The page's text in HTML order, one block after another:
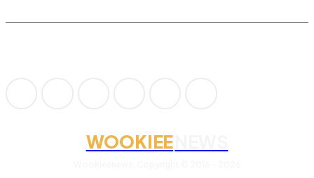
WOOKIEE